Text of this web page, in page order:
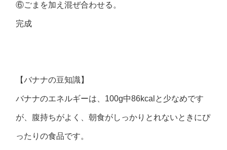
⑥ごまを加え混ぜ合わせる。
完成
【バナナの豆知識】
バナナのエネルギーは、100g中86kcalと少なめです
が、腹持ちがよく、朝食がしっかりとれないときにぴ
ったりの食品です。